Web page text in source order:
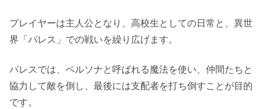
プレイヤーは主人公となり、高校生としての日常と、異世
界「パレス」での戦いを繰り広げます。
パレスでは、ペルソナと呼ばれる魔法を使い、仲間たちと
協力して敵を倒し、最後には支配者を打ち倒すことが目的
です。